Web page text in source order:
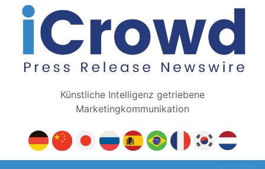
Künstliche Intelligenz getriebene
Marketingkommunikation